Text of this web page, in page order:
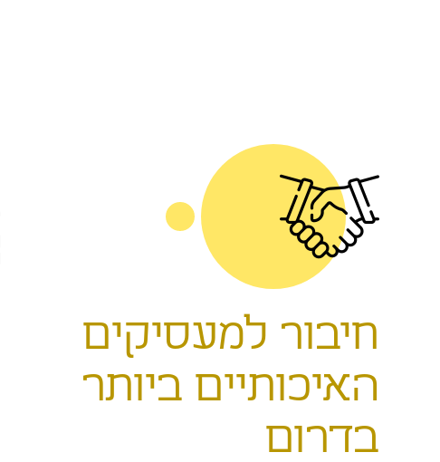
חיבור למעסיקים
האיכותיים ביותר
בדרום